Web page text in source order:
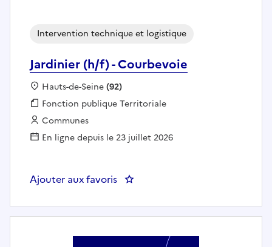
Jardinier (h/f) - Courbevoie
Intervention technique et logistique
Localisation :
Hauts-de-Seine(92)
Fonction publique :
Fonction publique Territoriale
Employeur :
Communes
En ligne depuis le 23 juillet 2026
Ajouter aux favoris : Jardinier (h/f) - Courbevoie